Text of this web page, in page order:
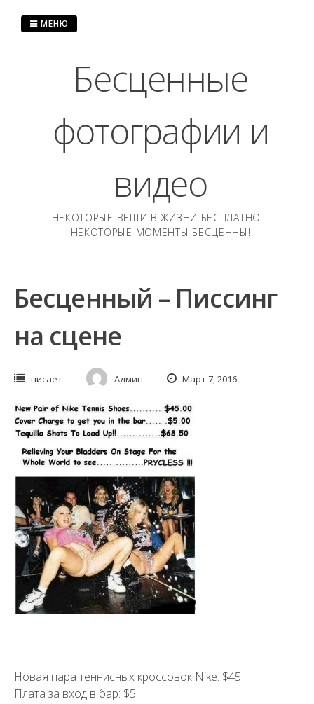
Бесценные
фотографии и
видео
НЕКОТОРЫЕ ВЕЩИ В ЖИЗНИ БЕСПЛАТНО –
НЕКОТОРЫЕ МОМЕНТЫ БЕСЦЕННЫ!
МЕНЮ
Бесценный – Писсинг
на сцене
писает Админ Март 7, 2016
Новая пара теннисных кроссовок Nike: $45
Плата за вход в бар: $5